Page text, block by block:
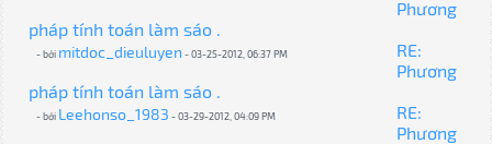
Phương
pháp tính toán làm sáo .
- bởi mitdoc_dieuluyen - 03-25-2012, 06:37 PM
RE:
Phương
pháp tính toán làm sáo .
- bởi Leehonso_1983 - 03-29-2012, 04:09 PM
RE:
Phương